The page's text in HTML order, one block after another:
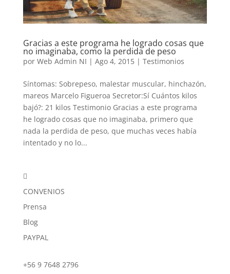
Gracias a este programa he logrado cosas que
no imaginaba, como la perdida de peso
por Web Admin NI | Ago 4, 2015| Testimonios
Síntomas: Sobrepeso, malestar muscular, hinchazón,
mareos Marcelo Figueroa Secretor:Sí Cuántos kilos
bajó?: 21 kilos Testimonio Gracias a este programa
he logrado cosas que no imaginaba, primero que
nada la perdida de peso, que muchas veces había
intentado y no lo...

CONVENIOS
Prensa
Blog
PAYPAL
+56 9 7648 2796